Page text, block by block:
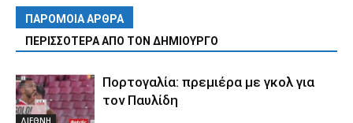
ΠΑΡΟΜΟΙΑ ΑΡΘΡΑ
ΠΕΡΙΣΣΟΤΕΡΑ ΑΠΟ ΤΟΝ ΔΗΜΙΟΥΡΓΟ
ΔΙΕΘΝΗ
Πορτογαλία: πρεμιέρα με γκολ για
τον Παυλίδη